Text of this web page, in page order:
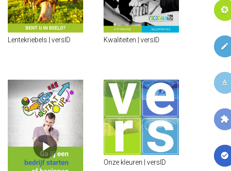
Lentekriebels | versID Kwaliteiten | versID
Onze kleuren | versID
camera
create
text_format
extension
check_circle